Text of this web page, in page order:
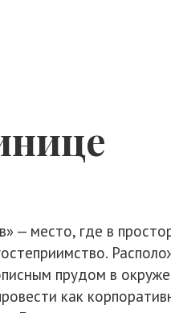
— место, где в
прудом в
как